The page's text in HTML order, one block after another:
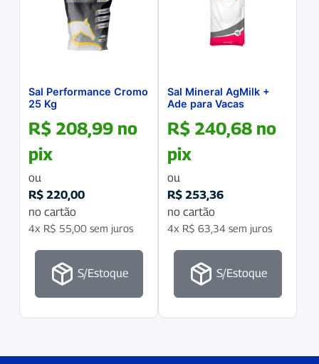
Sal Performance Cromo
25 Kg
R$ 208,99 no
pix
ou
R$ 220,00
no cartão
4x R$ 55,00 sem juros
S/Estoque
Sal Mineral AgMilk +
Ade para Vacas
R$ 240,68 no
pix
ou
R$ 253,36
no cartão
4x R$ 63,34 sem juros
S/Estoque